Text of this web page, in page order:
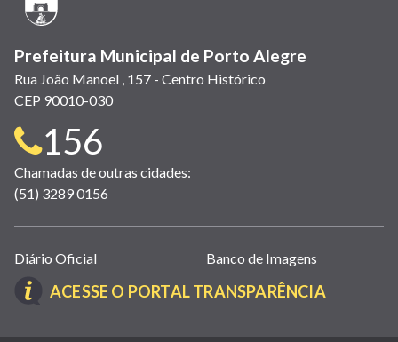
Prefeitura Municipal de Porto Alegre
Rua João Manoel , 157 - Centro Histórico
CEP 90010-030
Telefone
para
contato:
156
Chamadas de outras cidades:
(51) 3289 0156
Links
úteis
(abrem
Diário Oficial Banco de Imagens
ACESSE O PORTAL TRANSPARÊNCIA(LINK